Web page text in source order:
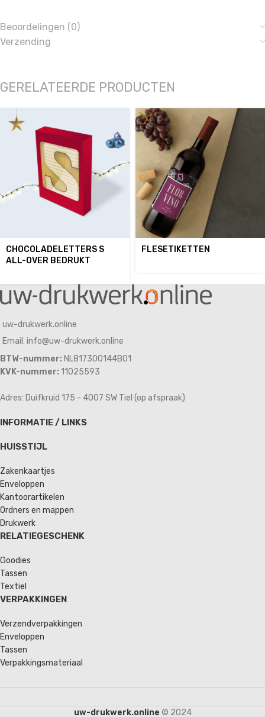
Beoordelingen (0)
Verzending
GERELATEERDE PRODUCTEN
CHOCOLADELETTERS S
ALL-OVER BEDRUKT
FLESETIKETTEN
uw-drukwerk.online
Email: info@uw-drukwerk.online
BTW-nummer: NL817300144B01
KVK-nummer: 11025593
Adres: Duifkruid 175 - 4007 SW Tiel (op afspraak)
INFORMATIE / LINKS
HUISSTIJL
Zakenkaartjes
Enveloppen
Kantoorartikelen
Ordners en mappen
Drukwerk
RELATIEGESCHENK
Goodies
Tassen
Textiel
VERPAKKINGEN
Verzendverpakkingen
Enveloppen
Tassen
Verpakkingsmateriaal
uw-drukwerk.online © 2024